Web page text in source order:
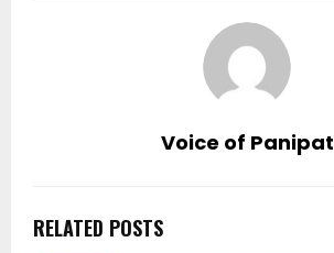
Voice of Panipat
RELATED POSTS